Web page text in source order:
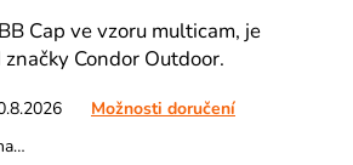
Cap ve vzoru multicam, je
Condor Outdoor.
Možnosti doručení